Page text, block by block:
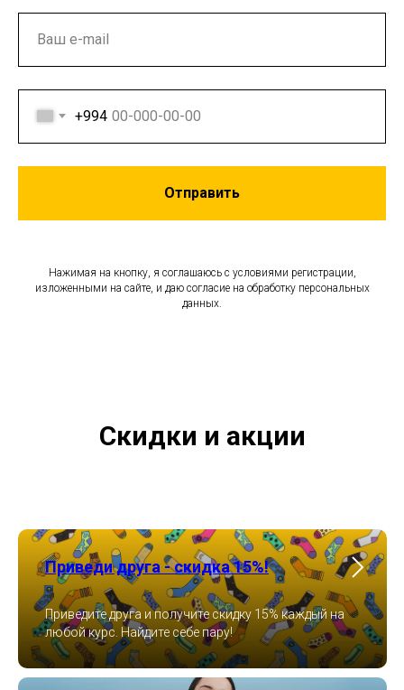
+994
Отправить
Нажимая на кнопку, я соглашаюсь с условиями регистрации,
изложенными на сайте, и даю согласие на обработку персональных
данных.
Скидки и акции
Приведи друга - скидка 15%!
Приведите друга и получите скидку 15% каждый на
любой курс. Найдите себе пару!